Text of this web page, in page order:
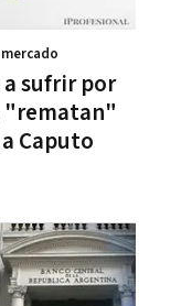
a sufrir por
"rematan"
Caputo